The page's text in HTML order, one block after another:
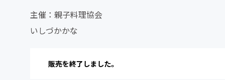
主催：親子料理協会
いしづかかな
販売を終了しました。